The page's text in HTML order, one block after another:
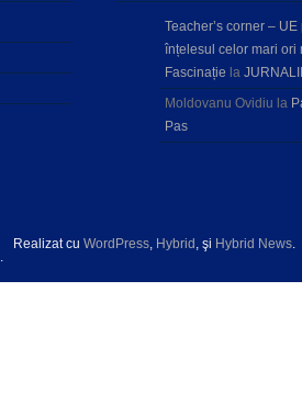
Teacher’s corner – UE
înțelesul celor mari ori
Fascinație la
Moldovanu Ovidiu la
Pas
Realizat cu WordPress Hybrid , şi Hybrid News